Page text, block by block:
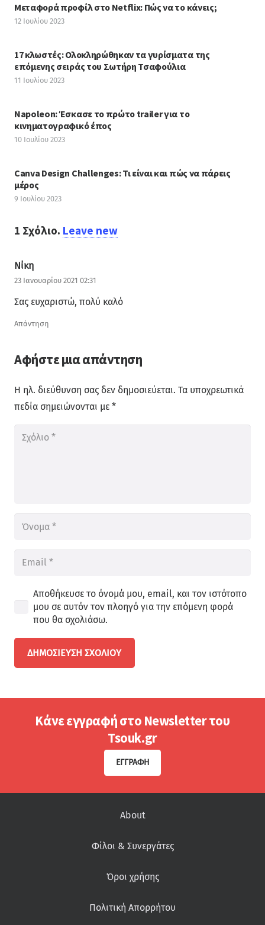
Μεταφορά προφίλ στο Netflix: Πώς να το κάνεις;
12 Ιουλίου 2023
17 κλωστές: Ολοκληρώθηκαν τα γυρίσματα της
επόμενης σειράς του Σωτήρη Τσαφούλια
11 Ιουλίου 2023
Napoleon: Έσκασε το πρώτο trailer για το
κινηματογραφικό έπος
10 Ιουλίου 2023
Canva Design Challenges: Τι είναι και πώς να πάρεις
μέρος
9 Ιουλίου 2023
1 Σχόλιο. Leave new
Νίκη
23 Ιανουαρίου 2021 02:31
Σας ευχαριστώ, πολύ καλό
Απάντηση
Αφήστε μια απάντηση
Η ηλ. διεύθυνση σας δεν δημοσιεύεται. Τα υποχρεωτικά
πεδία σημειώνονται με *
Αποθήκευσε το όνομά μου, email, και τον ιστότοπο
μου σε αυτόν τον πλοηγό για την επόμενη φορά
που θα σχολιάσω.
ΔΗΜΟΣΊΕΥΣΗ ΣΧΟΛΊΟΥ
Κάνε εγγραφή στο Newsletter του
Tsouk.gr
ΕΓΓΡΑΦΉ
About
Φίλοι & Συνεργάτες
Όροι χρήσης
Πολιτική Απορρήτου